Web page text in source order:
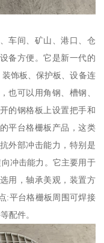
车间、矿山、港口、仓
备方便。它是新一代的
饰板、保护板、设备连
也可以用角钢、槽钢、
的钢格板上设置把手和
平台格栅板产品，这类
外部冲击能力，特别是
冲击能力。它主要用于
用，轴承美观，装置方
:平台格栅板周围可焊接
配件。